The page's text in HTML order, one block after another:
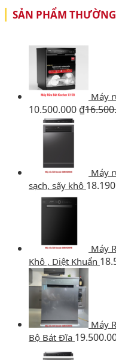
SẢN PHẨM
Máy
10.500.000 ₫
Máy
sạch, sấy khô
Máy
Khô , Diệt Khuẩn
Máy
Bộ Bát Đĩa